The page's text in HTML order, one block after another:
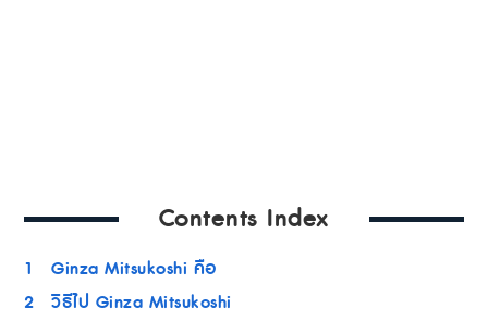
Contents Index
1
Ginza Mitsukoshi คือ
2 วิธีไป Ginza Mitsukoshi